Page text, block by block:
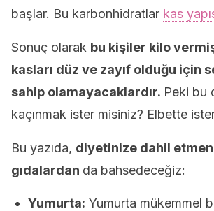
başlar. Bu karbonhidratlar kas
Sonuç olarak bu kişiler kilo
kasları düz ve zayıf olduğu için
sahip olamayacaklardır. Peki bu
kaçınmak ister misiniz? Elbette
Bu yazıda, diyetinize dahil
gıdalardan da bahsedeceğiz:
Yumurta: Yumurta mükemmel